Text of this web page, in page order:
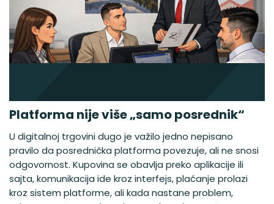
Platforma nije više „samo posrednik“
U digitalnoj trgovini dugo je važilo jedno nepisano
pravilo da posrednička platforma povezuje, ali ne snosi
odgovornost. Kupovina se obavlja preko aplikacije ili
sajta, komunikacija ide kroz interfejs, plaćanje prolazi
kroz sistem platforme, ali kada nastane problem,